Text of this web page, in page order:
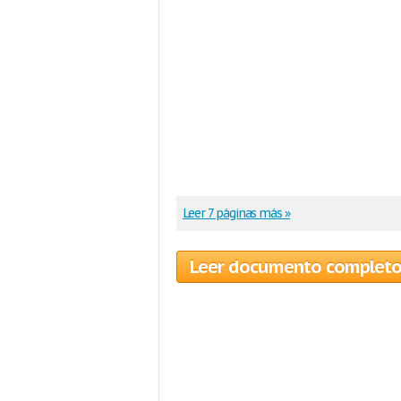
Leer 7 páginas más »
Leer documento completo